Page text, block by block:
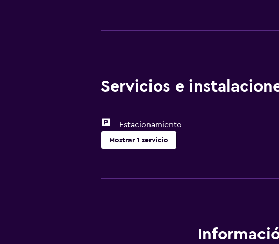
Servicios e
Estacionamiento
Mostrar 1 servicio
Estacionamiento